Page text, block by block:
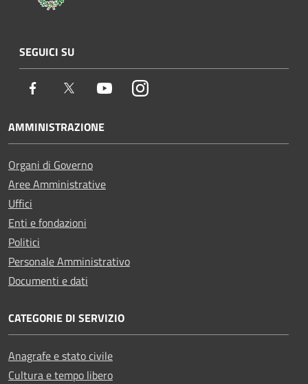
SEGUICI SU
Facebook Twitter YoutubeInstagram
AMMINISTRAZIONE
Organi di Governo
Aree Amministrative
Uffici
Enti e fondazioni
Politici
Personale Amministrativo
Documenti e dati
CATEGORIE DI SERVIZIO
Anagrafe e stato civile
Cultura e tempo libero